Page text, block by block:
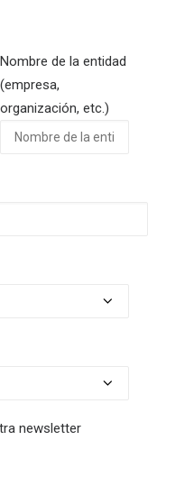
Nombre de la entidad
(empresa,
organización, etc.)
newsletter